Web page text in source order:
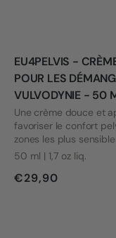
EU4PELVIS -
POUR LES
VULVODYNIE - 50
Une crème douce et
favoriser le confort
zones les plus
en tenant compte des
souffrant de
50 ml | 1,7 oz liq.
€29,90